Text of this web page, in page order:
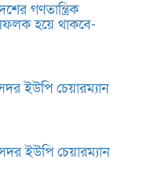
গণতান্ত্রিক
হয়ে থাকবে-
ইউপি চেয়ারম্যান
ইউপি চেয়ারম্যান